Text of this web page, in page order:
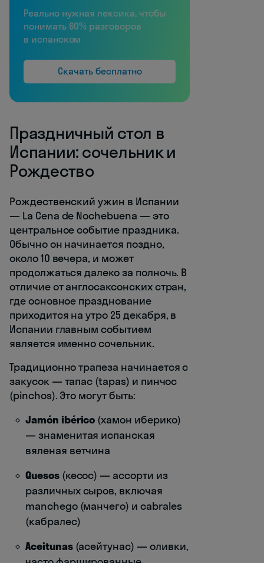
Реально нужная лексика, чтобы
понимать 60% разговоров
в испанском
Скачать бесплатно
Праздничный стол в
Испании: сочельник и
Рождество
Рождественский ужин в Испании
— La Cena de Nochebuena — это
центральное событие праздника.
Обычно он начинается поздно,
около 10 вечера, и может
продолжаться далеко за полночь. В
отличие от англосаксонских стран,
где основное празднование
приходится на утро 25 декабря, в
Испании главным событием
является именно сочельник.
Традиционно трапеза начинается с
закусок — тапас (tapas) и пинчос
(pinchos). Это могут быть:
Jamón ibérico (хамон иберико)
— знаменитая испанская
вяленая ветчина
Quesos(кесос) — ассорти из
различных сыров, включая
manchego (манчего) и cabrales
(кабралес)
Aceitunas(асейтунас) — оливки,